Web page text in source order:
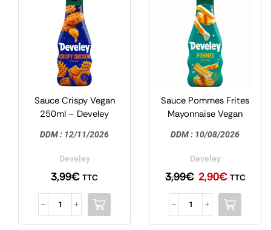
Sauce Crispy Vegan
250ml – Develey
DDM : 12/11/2026
Develey
3,99€ TTC
-
27
%
Sauce Pommes Frites
Mayonnaise Vegan
DDM : 10/08/2026
Develey
3,99€ 2,90€ TTC